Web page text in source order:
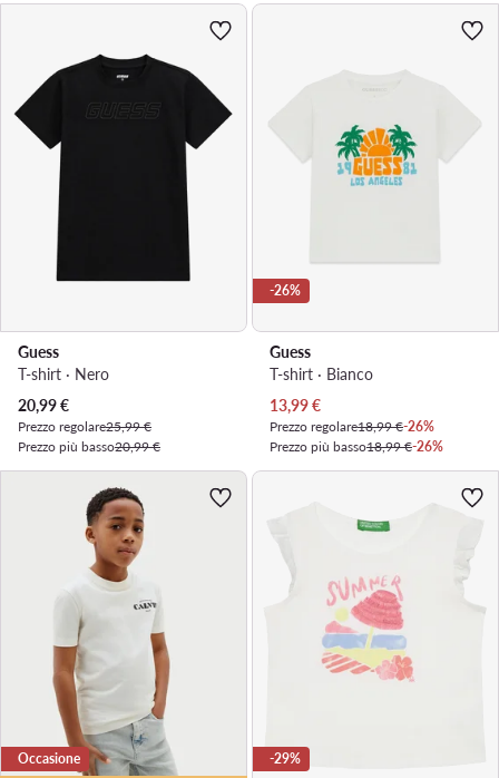
Guess
T-shirt · Nero
Prezzo attuale
20,99€
Prezzo regolare25,99 €
Prezzo più basso20,99 €
-26%
Guess
T-shirt · Bianco
Prezzo attuale
13,99€
Prezzo regolare18,99 €-26%
Prezzo più basso18,99 €-26%
Occasione -29%